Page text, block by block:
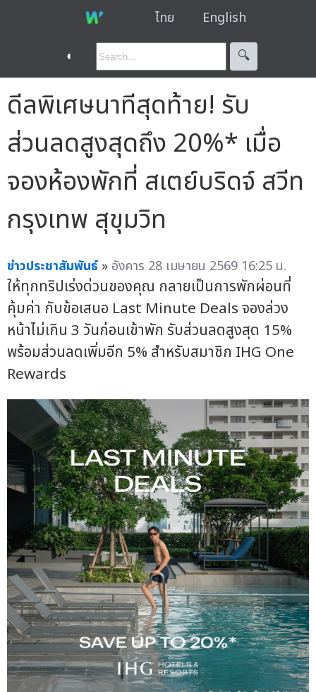
ไทย English
◐ 🔍︎
ดีลพิเศษนาทีสุดท้าย! รับ
ส่วนลดสูงสุดถึง 20%* เมื่อ
จองห้องพักที่ สเตย์บริดจ์ สวีท
กรุงเทพ สุขุมวิท
ข่าวประชาสัมพันธ์ » อังคาร 28 เมษายน 2569 16:25 น.
ให้ทุกทริปเร่งด่วนของคุณ กลายเป็นการพักผ่อนที่
คุ้มค่า กับข้อเสนอ Last Minute Deals จองล่วง
หน้าไม่เกิน 3 วันก่อนเข้าพัก รับส่วนลดสูงสุด 15%
พร้อมส่วนลดเพิ่มอีก 5% สำหรับสมาชิก IHG One
Rewards